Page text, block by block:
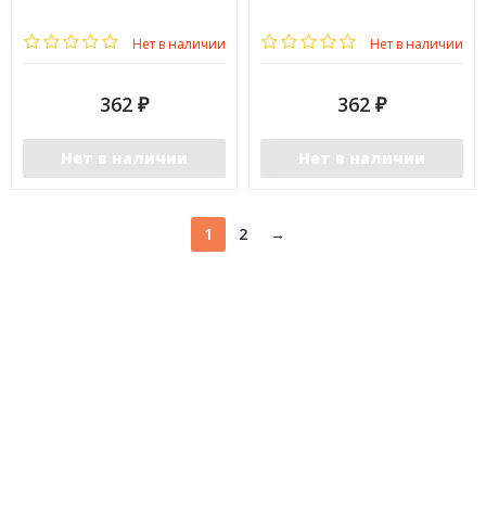
Нет в наличии
362 ₽
Нет в наличии
Нет в наличии
362 ₽
Нет в наличии
1 2 →